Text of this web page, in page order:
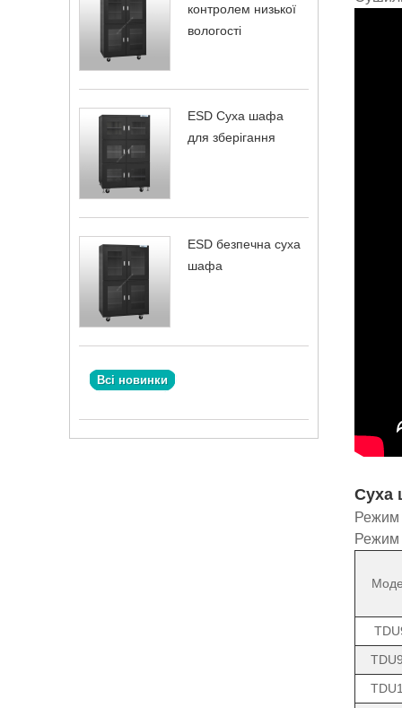
контролем низької
вологості
ESD Суха шафа
для зберігання
ESD безпечна суха
шафа
Всі новинки
Суха
Режим
Режим